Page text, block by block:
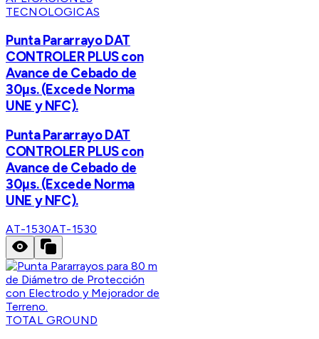
TECNOLOGICAS
Punta Pararrayo DAT
CONTROLER PLUS con
Avance de Cebado de
30µs. (Excede Norma
UNE y NFC).
Punta Pararrayo DAT
CONTROLER PLUS con
Avance de Cebado de
30µs. (Excede Norma
UNE y NFC).
AT-1530AT-1530
TOTAL GROUND